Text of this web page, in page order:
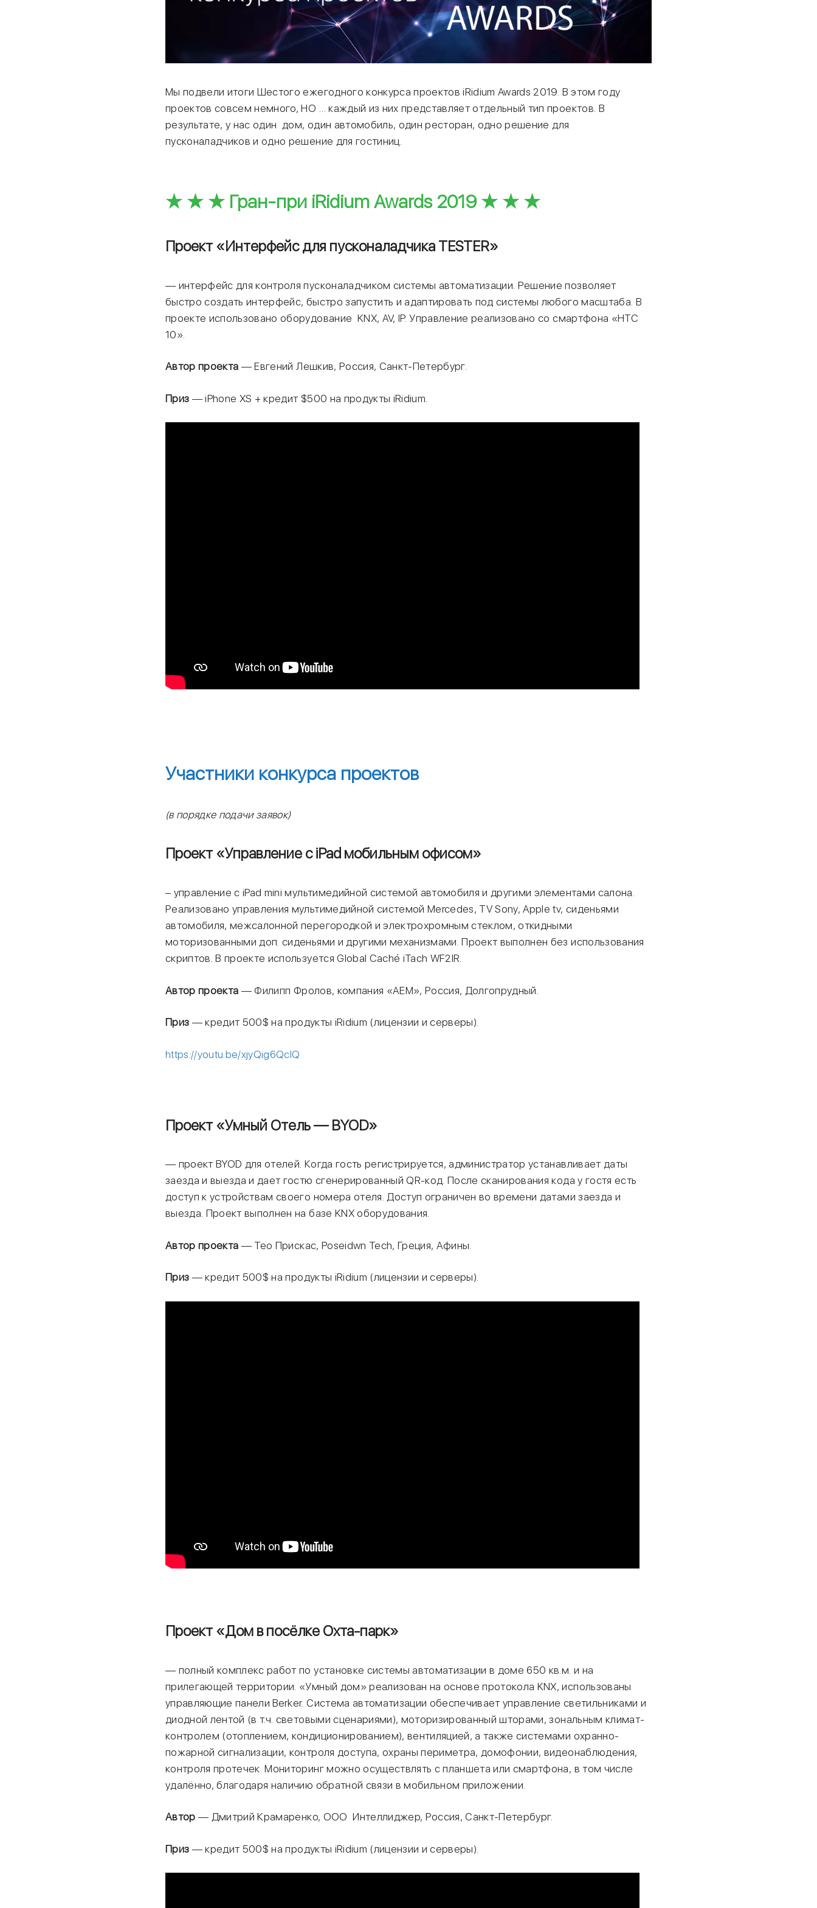
Мы подвели итоги Шестого ежегодного конкурса проектов iRidium Awards 2019. В этом году
проектов совсем немного, НО … каждый из них представляет отдельный тип проектов. В
результате, у нас один дом, один автомобиль, один ресторан, одно решение для
пусконаладчиков и одно решение для гостиниц.
★ ★ ★ Гран-при iRidium Awards 2019 ★ ★ ★
Проект «Интерфейс для пусконаладчика TESTER»
— интерфейс для контроля пусконаладчиком системы автоматизации. Решение позволяет
быстро создать интерфейс, быстро запустить и адаптировать под системы любого масштаба. В
проекте использовано оборудование KNX, AV, IP. Управление реализовано со смартфона «HTC
10».
Автор проекта — Евгений Лешкив, Россия, Санкт-Петербург.
Приз — iPhone XS + кредит $500 на продукты iRidium.
Участники конкурса проектов
(в порядке подачи заявок)
Проект «Управление с iPad мобильным офисом»
– управление с iPad mini мультимедийной системой автомобиля и другими элементами салона.
Реализовано управления мультимедийной системой Mercedes, TV Sony, Apple tv, сиденьями
автомобиля, межсалонной перегородкой и электрохромным стеклом, откидными
моторизованными доп. сиденьями и другими механизмами. Проект выполнен без использования
скриптов. В проекте используется Global Caché iTach WF2IR.
Автор проекта — Филипп Фролов, компания «АЕМ», Россия, Долгопрудный.
Приз — кредит 500$ на продукты iRidium (лицензии и серверы).
https://youtu.be/xjyQig6QcIQ
Проект «Умный Отель — BYOD»
— проект BYOD для отелей. Когда гость регистрируется, администратор устанавливает даты
заезда и выезда и дает гостю сгенерированный QR-код. После сканирования кода у гостя есть
доступ к устройствам своего номера отеля. Доступ ограничен во времени датами заезда и
выезда. Проект выполнен на базе KNX оборудования.
Автор проекта — Тео Прискас, Poseidwn Tech, Греция, Афины.
Приз — кредит 500$ на продукты iRidium (лицензии и серверы).
Проект «Дом в посёлке Охта-парк»
— полный комплекс работ по установке системы автоматизации в доме 650 кв.м. и на
прилегающей территории. «Умный дом» реализован на основе протокола KNX, использованы
управляющие панели Berker. Система автоматизации обеспечивает управление светильниками и
диодной лентой (в т.ч. световыми сценариями), моторизированный шторами, зональным климат-
контролем (отоплением, кондиционированием), вентиляцией, а также системами охранно-
пожарной сигнализации, контроля доступа, охраны периметра, домофонии, видеонаблюдения,
контроля протечек. Мониторинг можно осуществлять с планшета или смартфона, в том числе
удалённо, благодаря наличию обратной связи в мобильном приложении.
Автор — Дмитрий Крамаренко, ООО Интеллиджер, Россия, Санкт-Петербург.
Приз — кредит 500$ на продукты iRidium (лицензии и серверы).